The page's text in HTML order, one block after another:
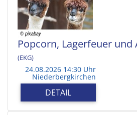
Popcorn, Lagerfeuer und
(EKG)
24.08.2026 14:30 Uhr
Niederbergkirchen
DETAIL